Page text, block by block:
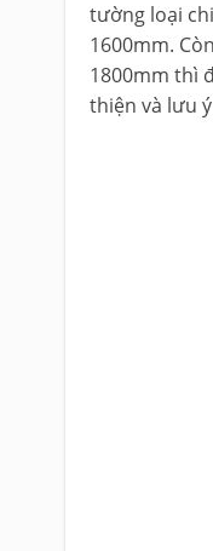
tường loại
1600mm.
1800mm thì
thiện và lưu